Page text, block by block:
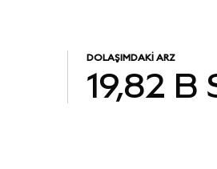
DOLAŞIMDAKI ARZ
19,82 B